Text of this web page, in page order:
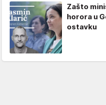
Zašto
horora u
ostavku